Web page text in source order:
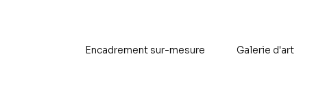
Encadrement sur-mesure Galerie d'art